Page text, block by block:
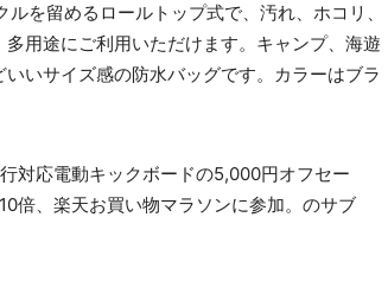
を留めるロールトップ式で、汚れ、ホコリ、
用途にご利用いただけます。キャンプ、海遊
いサイズ感の防水バッグです。カラーはブラ